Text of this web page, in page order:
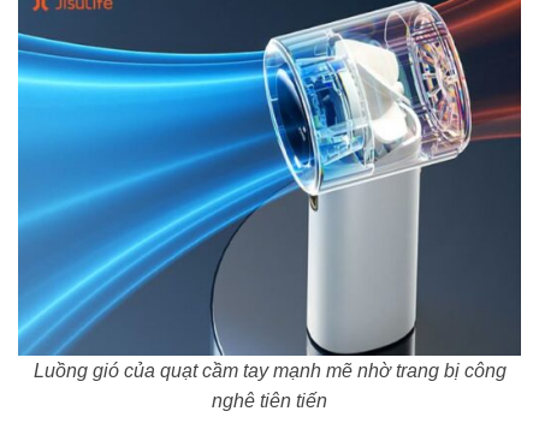
Luồng gió của quạt cầm tay mạnh mẽ nhờ trang bị công
nghê tiên tiến